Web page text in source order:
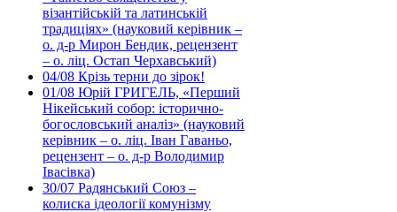
візантійській та латинській
традиціях» (науковий керівник –
о. д-р Мирон Бендик, рецензент
– о. ліц. Остап Черхавський)
04/08 Крізь терни до зірок!
01/08 Юрій ГРИГЕЛЬ, «Перший
Нікейський собор: історично-
богословський аналіз» (науковий
керівник – о. ліц. Іван Гаваньо,
рецензент – о. д-р Володимир
Івасівка)
30/07 Радянський Союз –
колиска ідеології комунізму